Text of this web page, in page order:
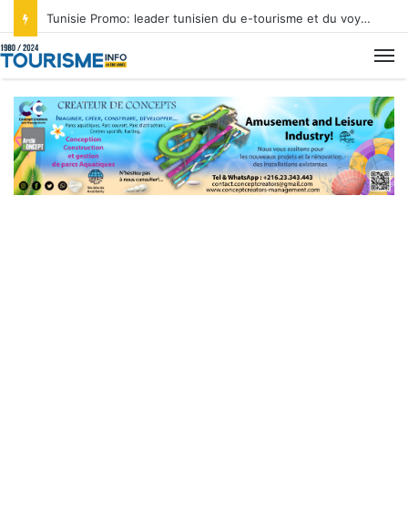
Tunisie Promo: leader tunisien du e-tourisme et du voyage sur mesure